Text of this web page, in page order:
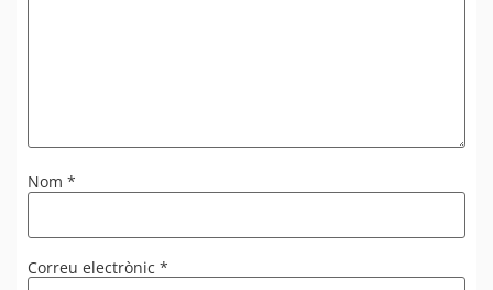
Nom *
Correu electrònic *